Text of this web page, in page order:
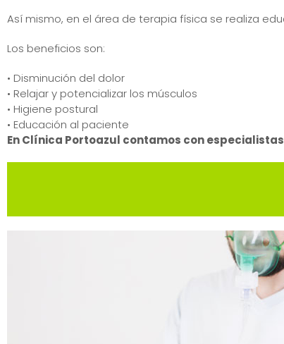
Así mismo, en el área de terapia física se realiza
Los beneficios son:
• Disminución del dolor
• Relajar y potencializar los músculos
• Higiene postural
• Educación al paciente
En Clínica Portoazul contamos con